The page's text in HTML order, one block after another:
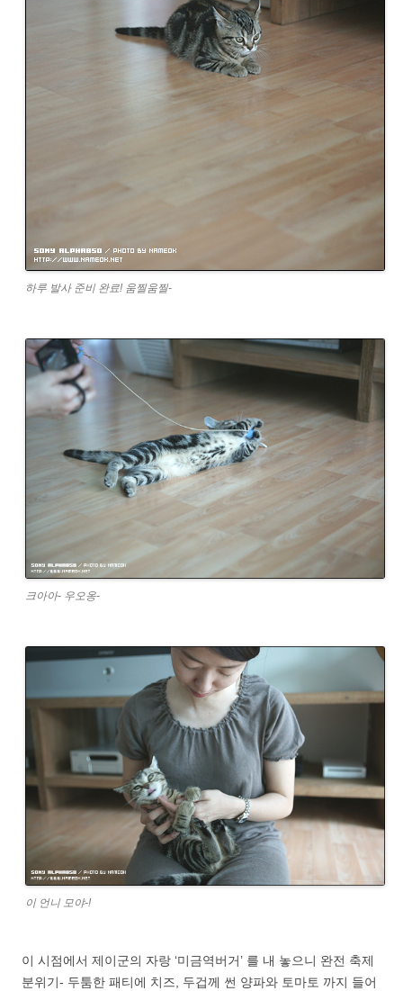
하루 발사 준비 완료! 움찔움찔-
크아아- 우오옹-
이 언니 모야-!
이 시점에서 제이군의 자랑 ‘미금역버거’ 를 내 놓으니 완전 축제
분위기- 두툼한 패티에 치즈, 두겁께 썬 양파와 토마토 까지 들어